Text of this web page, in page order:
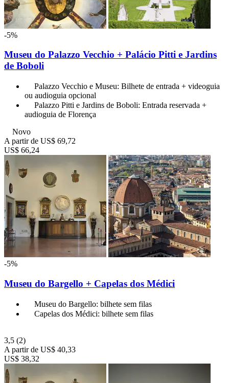
-5%
Museu do Palazzo Vecchio + Palácio Pitti e Jardins
de Boboli
Palazzo Vecchio e Museu: Bilhete de entrada + videoguia
ou audioguia opcional
Palazzo Pitti e Jardins de Boboli: Entrada reservada +
audioguia de Florença
Novo
A partir de US$ 69,72
US$ 66,24
-5%
Museu do Bargello + Capelas dos Médici
Museu do Bargello: bilhete sem filas
Capelas dos Médici: bilhete sem filas
3,5 (2)
A partir de US$ 40,33
US$ 38,32